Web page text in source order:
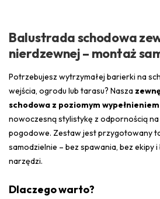
Balustrada schodowa
nierdzewnej – montaż
Potrzebujesz wytrzymałej barierki na
wejścia, ogrodu lub tarasu? Nasza
schodowa z poziomym
nowoczesną stylistykę z odpornością
pogodowe. Zestaw jest przygotowany
samodzielnie – bez spawania, bez ekipy
narzędzi.
Dlaczego warto?